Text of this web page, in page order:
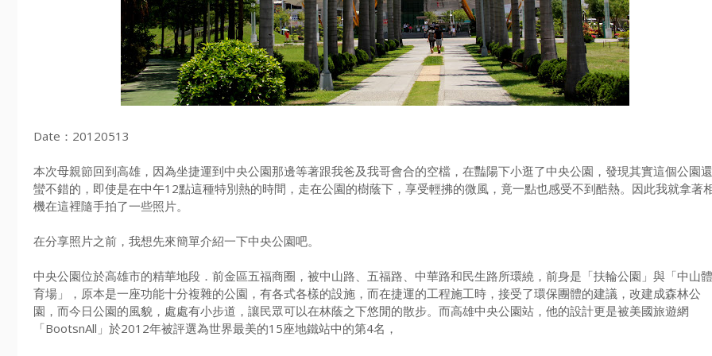
Date：20120513
本次母親節回到高雄，因為坐捷運到中央公園那邊等著跟我爸及我哥會合的空檔，在豔陽下小逛了中央公園，發現其實這個公園還
蠻不錯的，即使是在中午12點這種特別熱的時間，走在公園的樹蔭下，享受輕拂的微風，竟一點也感受不到酷熱。因此我就拿著
機在這裡隨手拍了一些照片。
在分享照片之前，我想先來簡單介紹一下中央公園吧。
中央公園位於高雄市的精華地段．前金區五福商圈，被中山路、五福路、中華路和民生路所環繞，前身是「扶輪公園」與「中山體
育場」，原本是一座功能十分複雜的公園，有各式各樣的設施，而在捷運的工程施工時，接受了環保團體的建議，改建成森林公
園，而今日公園的風貌，處處有小步道，讓民眾可以在林蔭之下悠閒的散步。而高雄中央公園站，他的設計更是被美國旅遊網
「BootsnAll」於2012年被評選為世界最美的15座地鐵站中的第4名，